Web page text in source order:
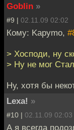
Goblin »
#9 | 02.11.09 02:02
Кому: Kapymo,
> Хосподи, ну
> Ну не мог
Ну, хотя бы
Lexa! »
#10 | 02.11.09 02:03
А я всегда